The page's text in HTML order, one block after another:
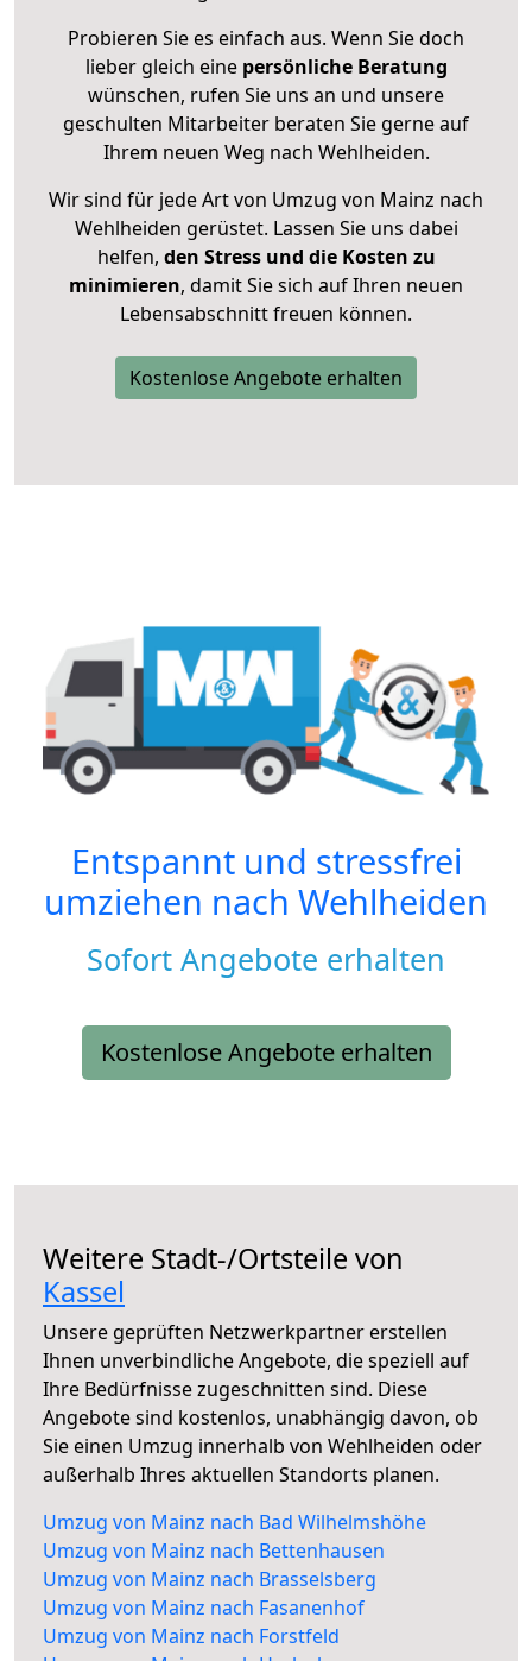
Probieren Sie es einfach aus. Wenn Sie doch
lieber gleich eine persönliche Beratung
wünschen, rufen Sie uns an und unsere
geschulten Mitarbeiter beraten Sie gerne auf
Ihrem neuen Weg nach Wehlheiden.
Wir sind für jede Art von Umzug von Mainz nach
Wehlheiden gerüstet. Lassen Sie uns dabei
helfen, den Stress und die Kosten zu
minimieren, damit Sie sich auf Ihren neuen
Lebensabschnitt freuen können.
Kostenlose Angebote erhalten
Entspannt und stressfrei
umziehen nach Wehlheiden
Sofort Angebote erhalten
Kostenlose Angebote erhalten
Weitere Stadt-/Ortsteile von
Kassel
Unsere geprüften Netzwerkpartner erstellen
Ihnen unverbindliche Angebote, die speziell auf
Ihre Bedürfnisse zugeschnitten sind. Diese
Angebote sind kostenlos, unabhängig davon, ob
Sie einen Umzug innerhalb von Wehlheiden oder
außerhalb Ihres aktuellen Standorts planen.
Umzug von Mainz nach Bad Wilhelmshöhe
Umzug von Mainz nach Bettenhausen
Umzug von Mainz nach Brasselsberg
Umzug von Mainz nach Fasanenhof
Umzug von Mainz nach Forstfeld